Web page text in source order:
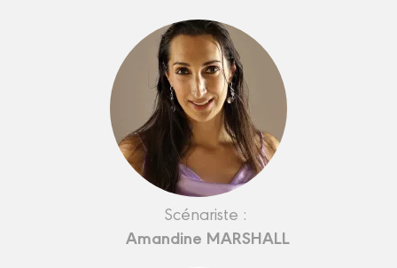
Scénariste :
Amandine MARSHALL